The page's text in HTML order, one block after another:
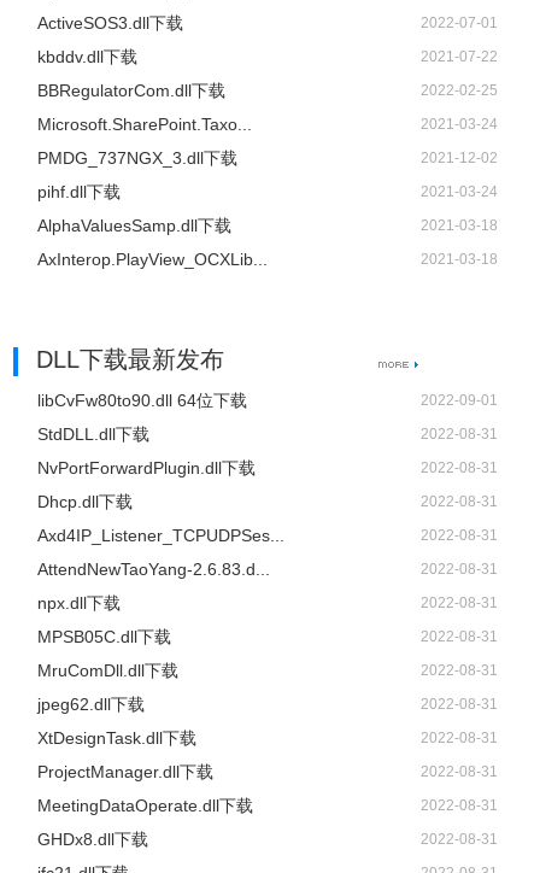
ActiveSOS3.dll下载 2022-07-01
kbddv.dll下载 2021-07-22
BBRegulatorCom.dll下载 2022-02-25
Microsoft.SharePoint.Taxo... 2021-03-24
PMDG_737NGX_3.dll下载 2021-12-02
pihf.dll下载 2021-03-24
AlphaValuesSamp.dll下载 2021-03-18
AxInterop.PlayView_OCXLib... 2021-03-18
DLL下载最新发布
libCvFw80to90.dll 64位下载 2022-09-01
StdDLL.dll下载 2022-08-31
NvPortForwardPlugin.dll下载 2022-08-31
Dhcp.dll下载 2022-08-31
Axd4IP_Listener_TCPUDPSes... 2022-08-31
AttendNewTaoYang-2.6.83.d... 2022-08-31
npx.dll下载 2022-08-31
MPSB05C.dll下载 2022-08-31
MruComDll.dll下载 2022-08-31
jpeg62.dll下载 2022-08-31
XtDesignTask.dll下载 2022-08-31
ProjectManager.dll下载 2022-08-31
MeetingDataOperate.dll下载 2022-08-31
GHDx8.dll下载 2022-08-31